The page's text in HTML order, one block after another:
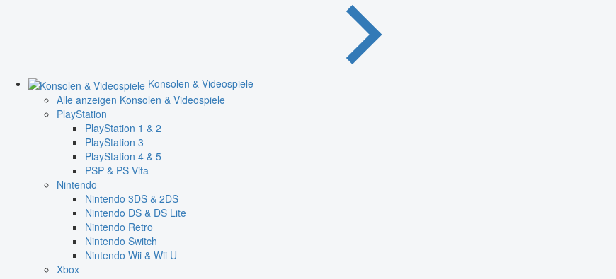
Konsolen & Videospiele
Alle anzeigen Konsolen & Videospiele
PlayStation
PlayStation 1 & 2
PlayStation 3
PlayStation 4 & 5
PSP & PS Vita
Nintendo
Nintendo 3DS & 2DS
Nintendo DS & DS Lite
Nintendo Retro
Nintendo Switch
Nintendo Wii & Wii U
Xbox